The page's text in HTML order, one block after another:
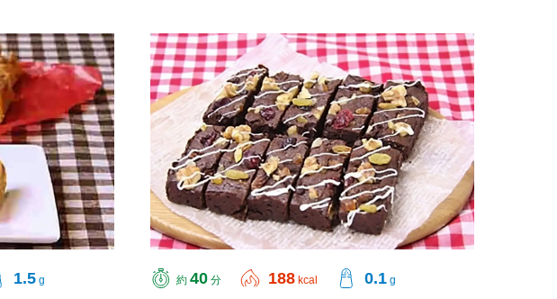
1.5 g 約 40 分 188 kcal 0.1 g